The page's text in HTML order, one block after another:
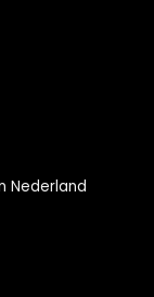
Nederland